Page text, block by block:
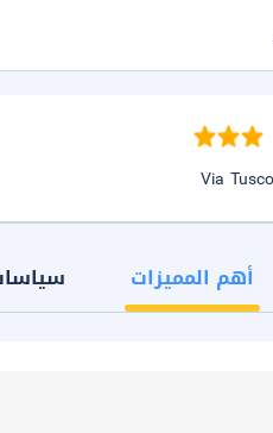
أهم المميزات